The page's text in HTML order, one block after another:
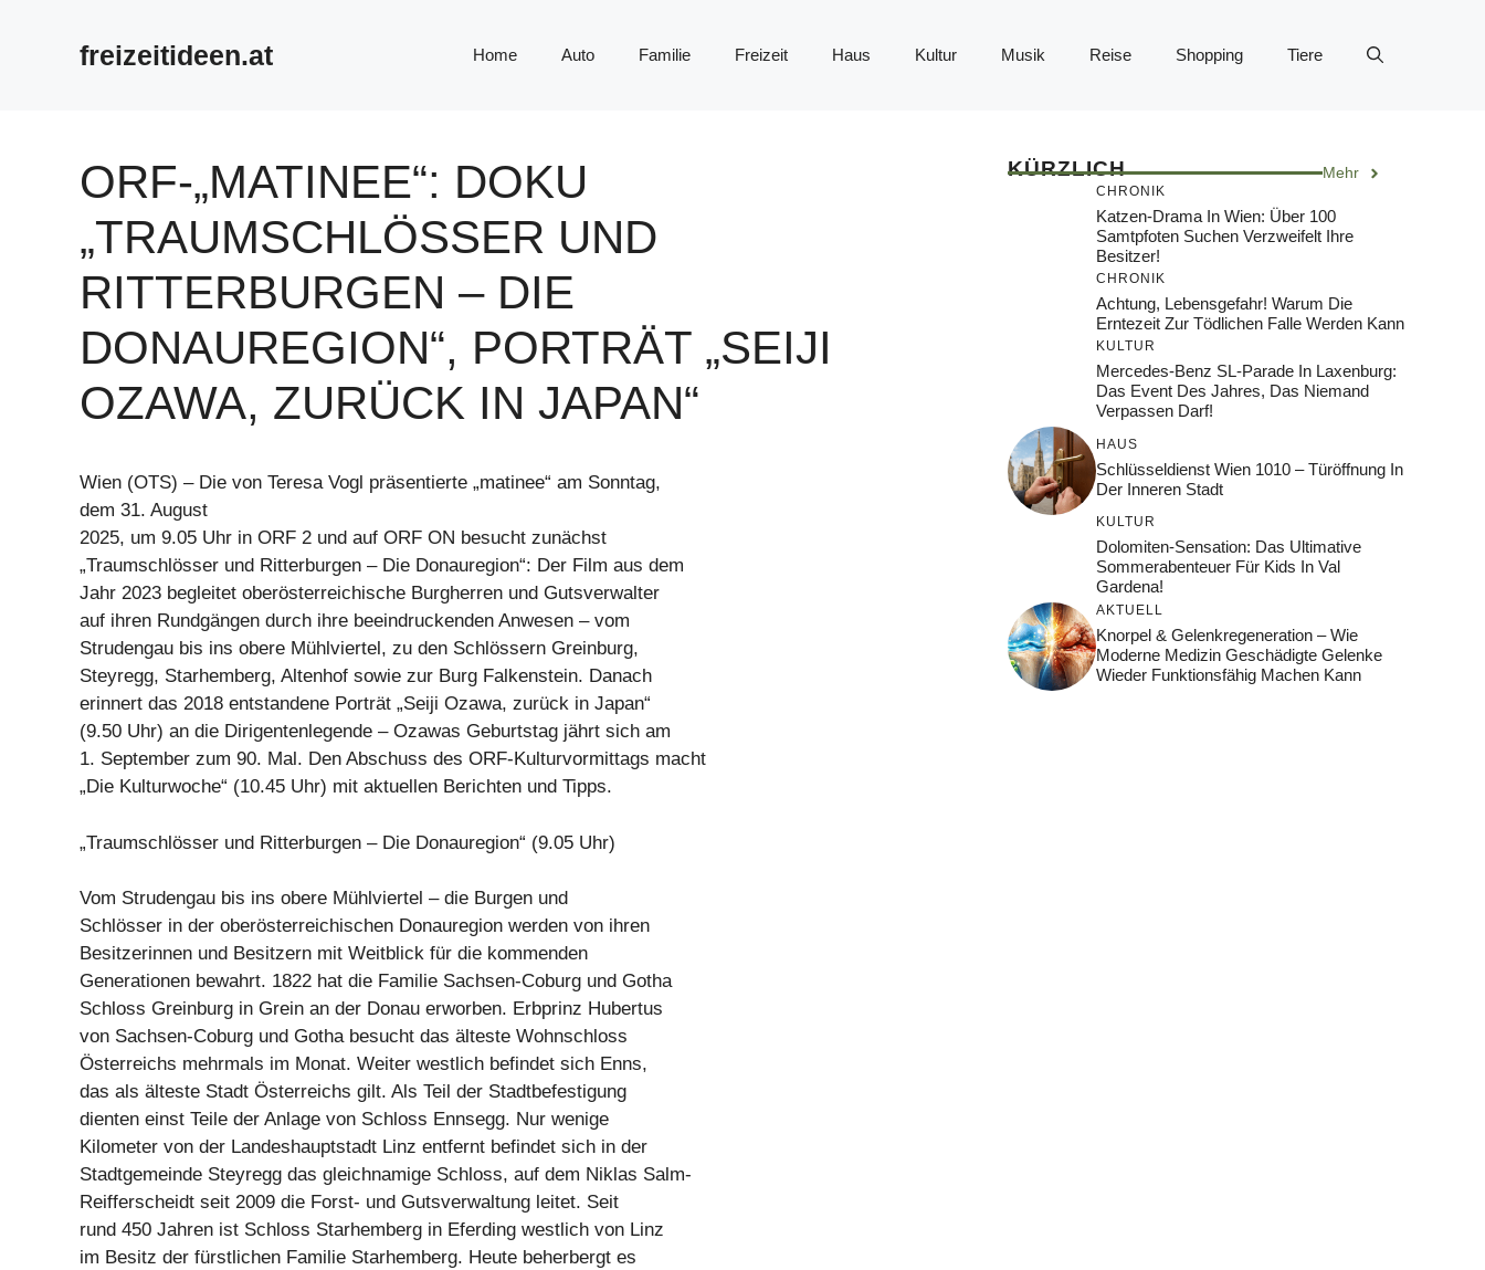
freizeitideen.at Home Auto Familie Freizeit Haus Kultur Musik Reise Shopping Tiere
ORF-„MATINEE“: DOKU
„TRAUMSCHLÖSSER UND
RITTERBURGEN – DIE
DONAUREGION“, PORTRÄT „SEIJI
OZAWA, ZURÜCK IN JAPAN“
Wien (OTS) – Die von Teresa Vogl präsentierte „matinee“ am Sonntag,
dem 31. August
2025, um 9.05 Uhr in ORF 2 und auf ORF ON besucht zunächst
„Traumschlösser und Ritterburgen – Die Donauregion“: Der Film aus dem
Jahr 2023 begleitet oberösterreichische Burgherren und Gutsverwalter
auf ihren Rundgängen durch ihre beeindruckenden Anwesen – vom
Strudengau bis ins obere Mühlviertel, zu den Schlössern Greinburg,
Steyregg, Starhemberg, Altenhof sowie zur Burg Falkenstein. Danach
erinnert das 2018 entstandene Porträt „Seiji Ozawa, zurück in Japan“
(9.50 Uhr) an die Dirigentenlegende – Ozawas Geburtstag jährt sich am
1. September zum 90. Mal. Den Abschuss des ORF-Kulturvormittags macht
„Die Kulturwoche“ (10.45 Uhr) mit aktuellen Berichten und Tipps.
„Traumschlösser und Ritterburgen – Die Donauregion“ (9.05 Uhr)
Vom Strudengau bis ins obere Mühlviertel – die Burgen und
Schlösser in der oberösterreichischen Donauregion werden von ihren
Besitzerinnen und Besitzern mit Weitblick für die kommenden
Generationen bewahrt. 1822 hat die Familie Sachsen-Coburg und Gotha
Schloss Greinburg in Grein an der Donau erworben. Erbprinz Hubertus
von Sachsen-Coburg und Gotha besucht das älteste Wohnschloss
Österreichs mehrmals im Monat. Weiter westlich befindet sich Enns,
das als älteste Stadt Österreichs gilt. Als Teil der Stadtbefestigung
dienten einst Teile der Anlage von Schloss Ennsegg. Nur wenige
Kilometer von der Landeshauptstadt Linz entfernt befindet sich in der
Stadtgemeinde Steyregg das gleichnamige Schloss, auf dem Niklas Salm-
Reifferscheidt seit 2009 die Forst- und Gutsverwaltung leitet. Seit
rund 450 Jahren ist Schloss Starhemberg in Eferding westlich von Linz
im Besitz der fürstlichen Familie Starhemberg. Heute beherbergt es
KÜRZLICH Mehr
CHRONIK
Katzen-Drama In Wien: Über 100
Samtpfoten Suchen Verzweifelt Ihre
Besitzer!
CHRONIK
Achtung, Lebensgefahr! Warum Die
Erntezeit Zur Tödlichen Falle Werden Kann
KULTUR
Mercedes-Benz SL-Parade In Laxenburg:
Das Event Des Jahres, Das Niemand
Verpassen Darf!
HAUS
Schlüsseldienst Wien 1010 – Türöffnung In
Der Inneren Stadt
KULTUR
Dolomiten-Sensation: Das Ultimative
Sommerabenteuer Für Kids In Val
Gardena!
AKTUELL
Knorpel & Gelenkregeneration – Wie
Moderne Medizin Geschädigte Gelenke
Wieder Funktionsfähig Machen Kann